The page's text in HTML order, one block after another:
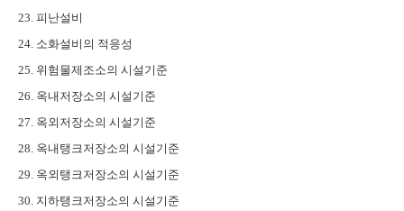
23. 피난설비
24. 소화설비의 적응성
25. 위험물제조소의 시설기준
26. 옥내저장소의 시설기준
27. 옥외저장소의 시설기준
28. 옥내탱크저장소의 시설기준
29. 옥외탱크저장소의 시설기준
30. 지하탱크저장소의 시설기준